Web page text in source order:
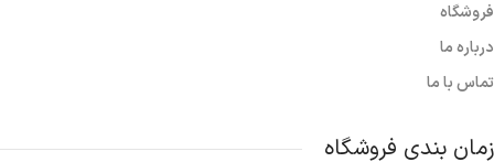
فروشگاه
درباره ما
تماس با ما
زمان بندی فروشگاه